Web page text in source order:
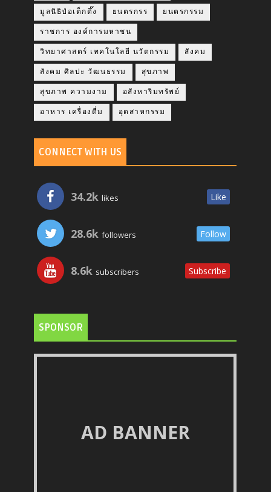
มูลนิธิป่อเต็กตึ๊ง ยนตรกรร ยนตรกรรม
ราชการ องค์การมหาชน
วิทยาศาสตร์ เทคโนโลยี นวัตกรรม สังคม
สังคม ศิลปะ วัฒนธรรม สุขภาพ
สุขภาพ ความงาม อสังหาริมทรัพย์
อาหาร เครื่องดื่ม อุตสาหกรรม
CONNECT WITH US
34.2k likes Like
28.6k followers Follow
8.6k subscribers Subscribe
SPONSOR
AD BANNER